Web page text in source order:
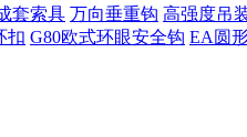
套索具 万向垂重钩 高强度吊
扣 G80欧式环眼安全钩 EA圆